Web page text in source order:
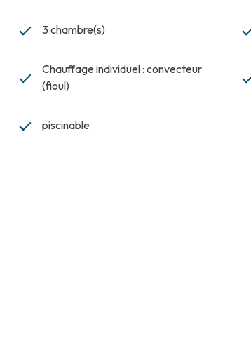
3 chambre(s)
Chauffage individuel : convecteur
(fioul)
piscinable